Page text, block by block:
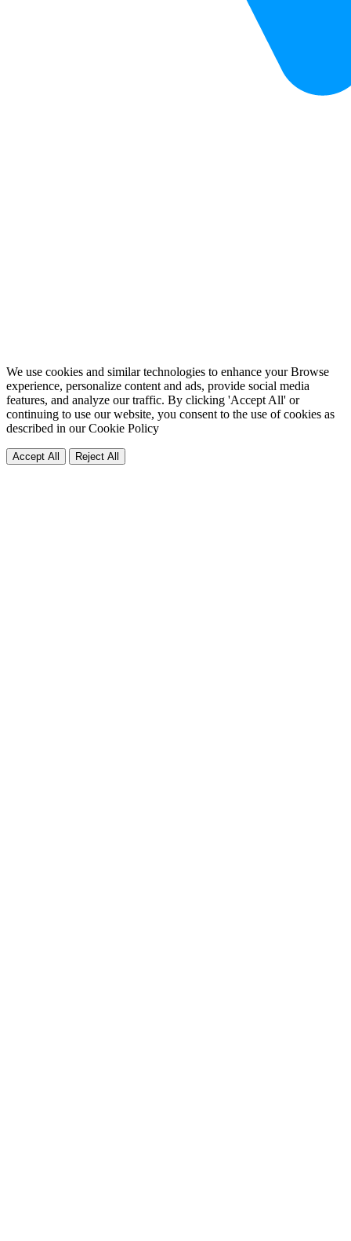
We use cookies and similar technologies to enhance your Browse
experience, personalize content and ads, provide social media
features, and analyze our traffic. By clicking 'Accept All' or
continuing to use our website, you consent to the use of cookies as
described in ourCookie Policy
Accept All Reject All